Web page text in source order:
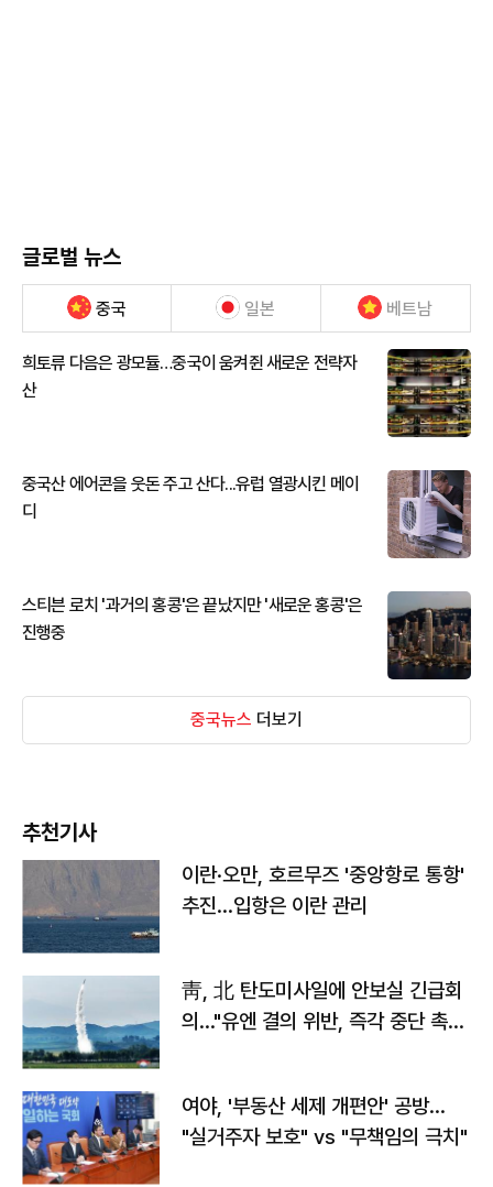
글로벌 뉴스
중국 일본 베트남
희토류 다음은 광모듈…중국이 움켜쥔 새로운 전략자
산
중국산 에어콘을 웃돈 주고 산다...유럽 열광시킨 메이
디
스티븐 로치 '과거의 홍콩'은 끝났지만 '새로운 홍콩'은
진행중
중국뉴스 더보기
추천기사
이란·오만, 호르무즈 '중앙항로 통항'
추진…입항은 이란 관리
靑, 北 탄도미사일에 안보실 긴급회
의…"유엔 결의 위반, 즉각 중단 촉
여야, '부동산 세제 개편안' 공방…
"실거주자 보호" vs "무책임의 극치"